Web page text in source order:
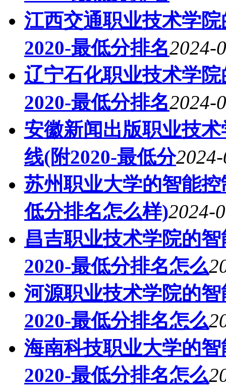
江西交通职业技术学
2020-最低分排名2024-
辽宁石化职业技术学
2020-最低分排名2024-
安徽新闻出版职业技
线(附2020-最低分
苏州职业大学的智能
低分排名怎么样)2024-
昌吉职业技术学院的
2020-最低分排名怎么
河源职业技术学院的
2020-最低分排名怎么
海南科技职业大学的
2020-最低分排名怎么